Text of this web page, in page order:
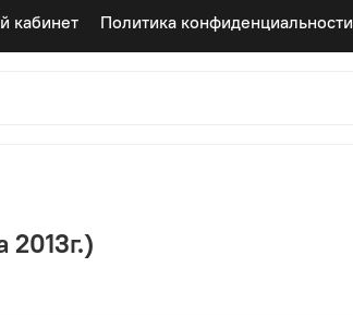
кабинет Политика конфиденциальности